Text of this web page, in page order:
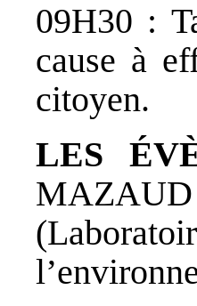
09H30 :
cause à
citoyen.
LES